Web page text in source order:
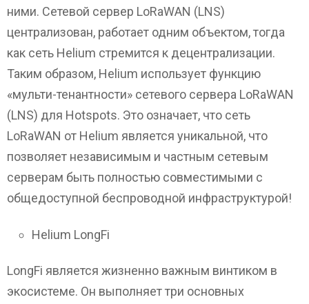
ними. Сетевой сервер LoRaWAN (LNS)
централизован, работает одним объектом, тогда
как сеть Helium стремится к децентрализации.
Таким образом, Helium использует функцию
«мульти-тенантности» сетевого сервера LoRaWAN
(LNS) для Hotspots. Это означает, что сеть
LoRaWAN от Helium является уникальной, что
позволяет независимым и частным сетевым
серверам быть полностью совместимыми с
общедоступной беспроводной инфраструктурой!
Helium LongFi
LongFi является жизненно важным винтиком в
экосистеме. Он выполняет три основных